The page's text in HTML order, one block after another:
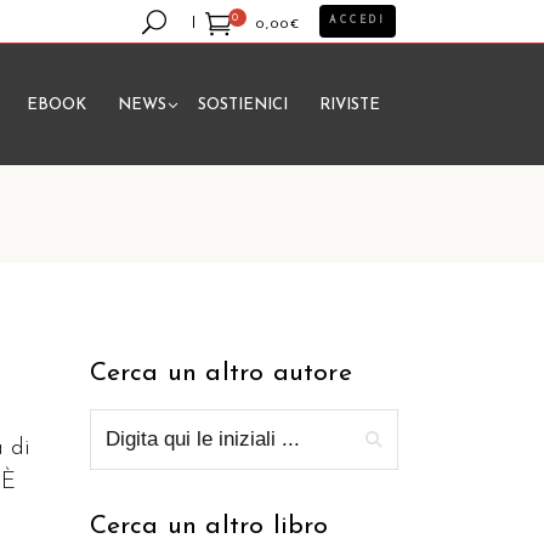
0
0,00€
prodotto nel carrello.
ACCEDI
EBOOK NEWS SOSTIENICI RIVISTE
di
Cerca un altro autore
Cerca un altro libro